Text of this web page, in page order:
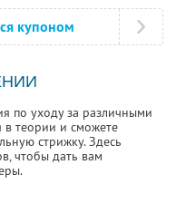
купоном
по уходу за различными
в теории и сможете
стрижку. Здесь
чтобы дать вам